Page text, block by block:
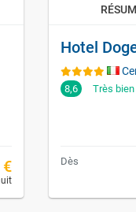
€
Hotel
8,6 Très bien
Dès